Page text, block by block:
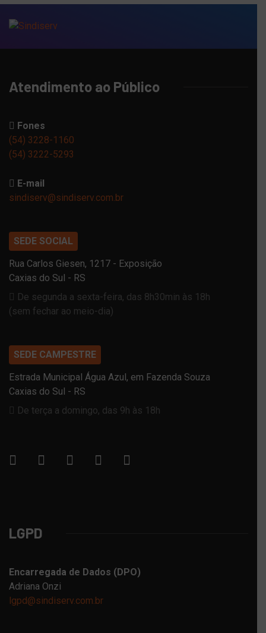
Atendimento ao Público
Fones
(54) 3228-1160
(54) 3222-5293
E-mail
sindiserv@sindiserv.com.br
SEDE SOCIAL
Rua Carlos Giesen, 1217 - Exposição
Caxias do Sul - RS
De segunda a sexta-feira, das 8h30min às 18h
(sem fechar ao meio-dia)
SEDE CAMPESTRE
Estrada Municipal Água Azul, em Fazenda Souza
Caxias do Sul - RS
De terça a domingo, das 9h às 18h
LGPD
Encarregada de Dados (DPO)
Adriana Onzi
lgpd@sindiserv.com.br